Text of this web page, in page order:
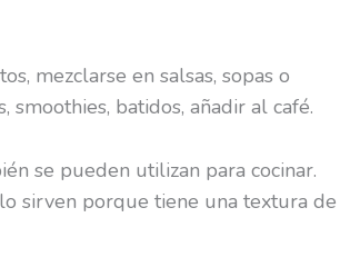
mezclarse en salsas, sopas o
smoothies, batidos, añadir al café.
se pueden utilizan para cocinar.
sirven porque tiene una textura de